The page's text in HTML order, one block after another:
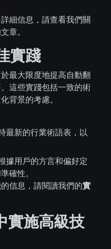
細信息，請查看我們關
章。
實踐
最大限度地提高自動翻
這些實踐包括一致的術
背景的考慮。
最新的行業術語表，以
據用戶的方言和偏好定
確性。
信息，請閱讀我們的實
實施高級技